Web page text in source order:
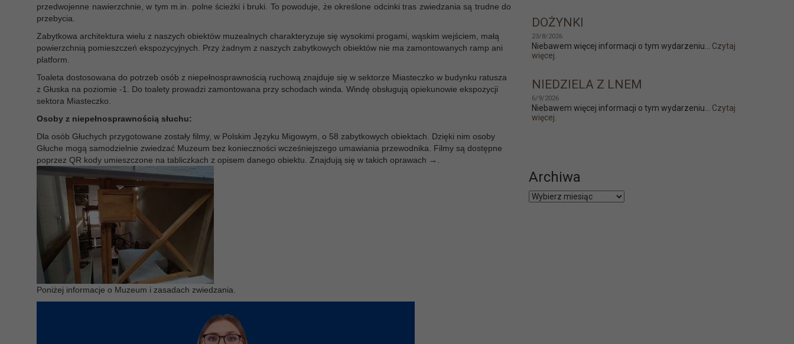
przedwojenne nawierzchnie, w tym m.in. polne ścieżki i bruki. To powoduje, że określone odcinki tras zwiedzania są trudne do
przebycia.
Zabytkowa architektura wielu z naszych obiektów muzealnych charakteryzuje się wysokimi progami, wąskim wejściem, małą
powierzchnią pomieszczeń ekspozycyjnych. Przy żadnym z naszych zabytkowych obiektów nie ma zamontowanych ramp ani
platform.
Toaleta dostosowana do potrzeb osób z niepełnosprawnością ruchową znajduje się w sektorze Miasteczko w budynku ratusza
z Głuska na poziomie -1. Do toalety prowadzi zamontowana przy schodach winda. Windę obsługują opiekunowie ekspozycji
sektora Miasteczko.
Osoby z niepełnosprawnością słuchu:
Dla osób Głuchych przygotowane zostały filmy, w Polskim Języku Migowym, o 58 zabytkowych obiektach. Dzięki nim osoby
Głuche mogą samodzielnie zwiedzać Muzeum bez konieczności wcześniejszego umawiania przewodnika. Filmy są dostępne
poprzez QR kody umieszczone na tabliczkach z opisem danego obiektu. Znajdują się w takich oprawach →.
Poniżej informacje o Muzeum i zasadach zwiedzania.
DOŻYNKI
23/8/2026
Niebawem więcej informacji o tym wydarzeniu... Czytaj
więcej.
NIEDZIELA Z LNEM
6/9/2026
Niebawem więcej informacji o tym wydarzeniu... Czytaj
więcej.
Archiwa
Archiwa